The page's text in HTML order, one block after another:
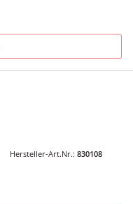
Hersteller-Art.Nr.: 830108